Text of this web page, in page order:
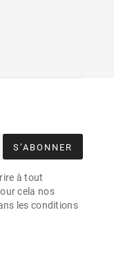
S’ABONNER
à tout
cela nos
les conditions